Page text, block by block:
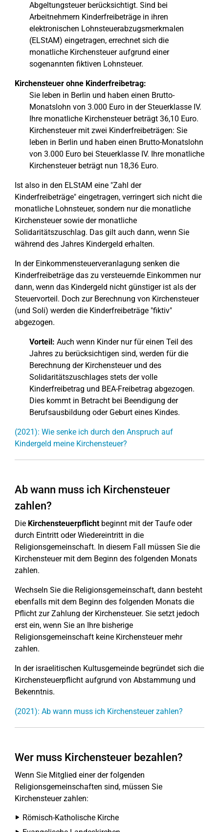
Abgeltungsteuer berücksichtigt. Sind bei
Arbeitnehmern Kinderfreibeträge in ihren
elektronischen Lohnsteuerabzugsmerkmalen
(ELStAM) eingetragen, errechnet sich die
monatliche Kirchensteuer aufgrund einer
sogenannten fiktiven Lohnsteuer.
Kirchensteuer ohne Kinderfreibetrag:
Sie leben in Berlin und haben einen Brutto-
Monatslohn von 3.000 Euro in der Steuerklasse IV.
Ihre monatliche Kirchensteuer beträgt 36,10 Euro.
Kirchensteuer mit zwei Kinderfreibeträgen: Sie
leben in Berlin und haben einen Brutto-Monatslohn
von 3.000 Euro bei Steuerklasse IV. Ihre monatliche
Kirchensteuer beträgt nun 18,36 Euro.
Ist also in den ELStAM eine "Zahl der
Kinderfreibeträge" eingetragen, verringert sich nicht die
monatliche Lohnsteuer, sondern nur die monatliche
Kirchensteuer sowie der monatliche
Solidaritätszuschlag. Das gilt auch dann, wenn Sie
während des Jahres Kindergeld erhalten.
In der Einkommensteuerveranlagung senken die
Kinderfreibeträge das zu versteuernde Einkommen nur
dann, wenn das Kindergeld nicht günstiger ist als der
Steuervorteil. Doch zur Berechnung von Kirchensteuer
(und Soli) werden die Kinderfreibeträge "fiktiv"
abgezogen.
Vorteil: Auch wenn Kinder nur für einen Teil des
Jahres zu berücksichtigen sind, werden für die
Berechnung der Kirchensteuer und des
Solidaritätszuschlages stets der volle
Kinderfreibetrag und BEA-Freibetrag abgezogen.
Dies kommt in Betracht bei Beendigung der
Berufsausbildung oder Geburt eines Kindes.
(2021): Wie senke ich durch den Anspruch auf
Kindergeld meine Kirchensteuer?
Ab wann muss ich Kirchensteuer
zahlen?
Die Kirchensteuerpflichtbeginnt mit der Taufe oder
durch Eintritt oder Wiedereintritt in die
Religionsgemeinschaft. In diesem Fall müssen Sie die
Kirchensteuer mit dem Beginn des folgenden Monats
zahlen.
Wechseln Sie die Religionsgemeinschaft, dann besteht
ebenfalls mit dem Beginn des folgenden Monats die
Pflicht zur Zahlung der Kirchensteuer. Sie setzt jedoch
erst ein, wenn Sie an Ihre bisherige
Religionsgemeinschaft keine Kirchensteuer mehr
zahlen.
In der israelitischen Kultusgemeinde begründet sich die
Kirchensteuerpflicht aufgrund von Abstammung und
Bekenntnis.
(2021): Ab wann muss ich Kirchensteuer zahlen?
Wer muss Kirchensteuer bezahlen?
Wenn Sie Mitglied einer der folgenden
Religionsgemeinschaften sind, müssen Sie
Kirchensteuer zahlen:
Römisch-Katholische Kirche